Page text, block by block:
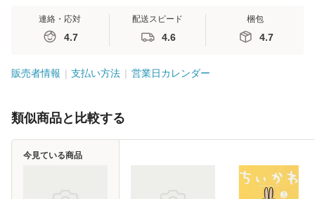
連絡・応対
4.7
配送スピード
4.6
梱包
4.7
販売者情報 支払い方法 営業日カレンダー
類似商品と比較する
今見ている商品